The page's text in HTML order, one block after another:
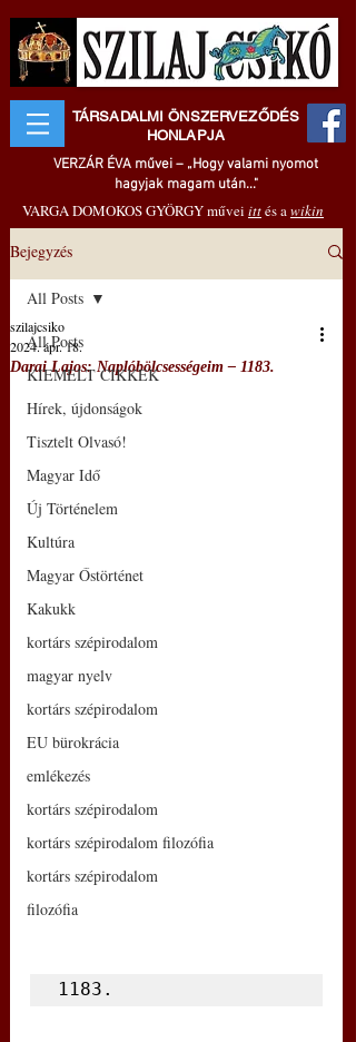
TÁRSADALMI ÖNSZERVEZŐDÉS
HONLAPJA
VERZÁR ÉVA művei – „Hogy valami nyomot
hagyjak magam után..."
VARGA DOMOKOS GYÖRGY művei ittés awikin
Bejegyzés
All Posts
KIEMELT CIKKEK
Hírek, újdonságok
Tisztelt Olvasó!
Magyar Idő
Új Történelem
Kultúra
Magyar Őstörténet
Kakukk
kortárs szépirodalom
magyar nyelv
kortárs szépirodalom
EU bürokrácia
emlékezés
kortárs szépirodalom
kortárs szépirodalom filozófia
kortárs szépirodalom
filozófia
All Posts
Darai Lajos: Naplóbölcsességeim – 1183.
szilajcsiko
2024. ápr. 18.
1183.